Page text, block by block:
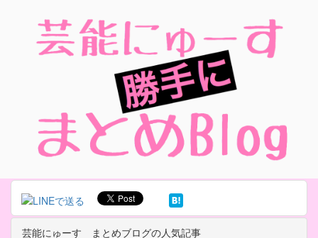
芸能にゅーす まとめブログの人気記事